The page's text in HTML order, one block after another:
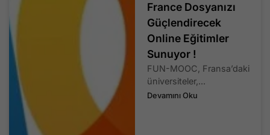
France Dosyanızı
Güçlendirecek
Online Eğitimler
Sunuyor !
FUN-MOOC, Fransa’daki
üniversiteler,...
Devamını Oku